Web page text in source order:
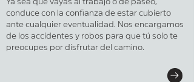
conduce con la confianza de estar cubierto
ante cualquier eventualidad. Nos encargamos
de los accidentes y robos para que tú solo te
preocupes por disfrutar del camino.